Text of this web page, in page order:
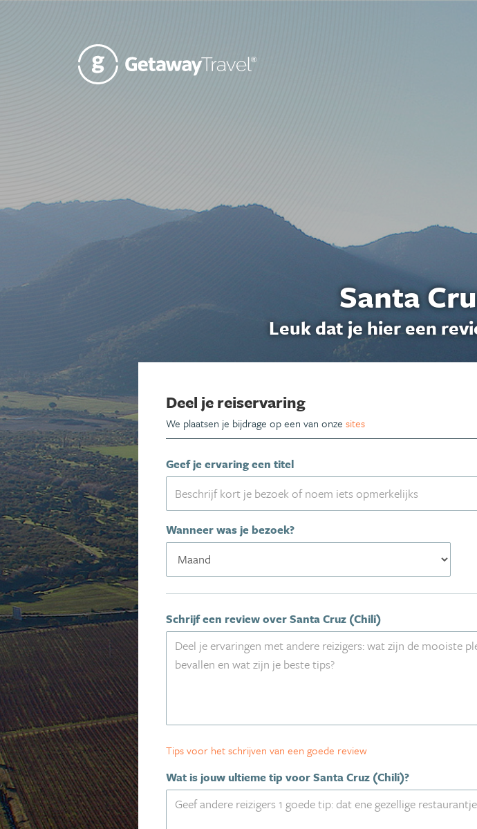
Santa
Leuk dat je hier een
Deel je reiservaring
We plaatsen je bijdrage op een van onzesites
Geef je ervaring een titel
Wanneer was je bezoek?
Schrijf een review over Santa Cruz (Chili)
Tips voor het schrijven van een goede review
Wat is jouw ultieme tip voor Santa Cruz (Chili)?